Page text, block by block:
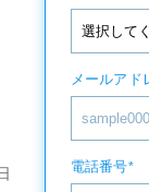
メールアド
電話番号*